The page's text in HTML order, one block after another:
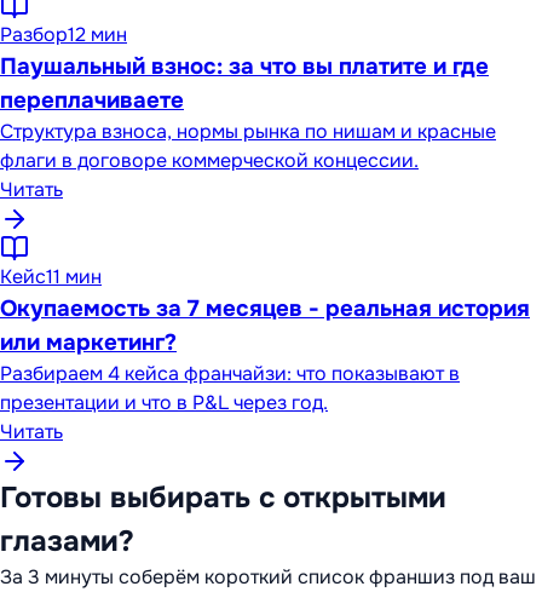
Разбор12 мин
Паушальный взнос: за что вы платите и где
переплачиваете
Структура взноса, нормы рынка по нишам и красные
флаги в договоре коммерческой концессии.
Читать
Кейс11 мин
Окупаемость за 7 месяцев - реальная история
или маркетинг?
Разбираем 4 кейса франчайзи: что показывают в
презентации и что в P&L через год.
Читать
Готовы выбирать с открытыми
глазами?
За 3 минуты соберём короткий список франшиз под ваш